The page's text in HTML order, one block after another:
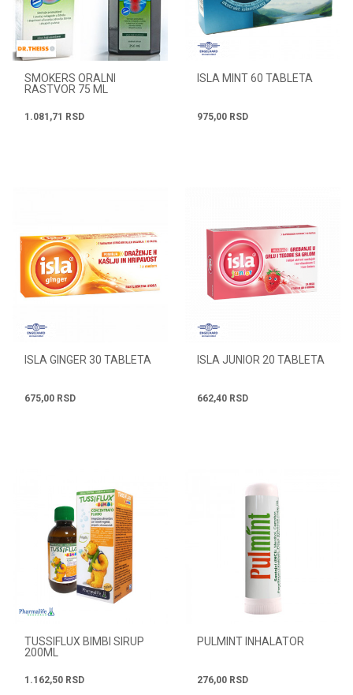
SMOKERS ORALNI
RASTVOR 75 ML
1.081,71 RSD
ISLA MINT 60 TABLETA
975,00 RSD
ISLA GINGER 30 TABLETA
675,00 RSD
ISLA JUNIOR 20 TABLETA
662,40 RSD
TUSSIFLUX BIMBI SIRUP
200ML
1.162,50 RSD
PULMINT INHALATOR
276,00 RSD